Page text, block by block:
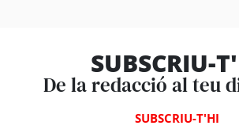
SUBSCRIU-
De la redacció al teu
SUBSCRIU-T'HI